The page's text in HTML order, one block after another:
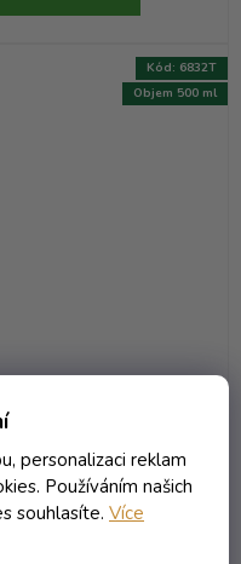
personalizaci reklam
Používáním našich
souhlasíte. Více
bezbarevná OBM
ks)
Objem 500 ml
Kód: 6832T